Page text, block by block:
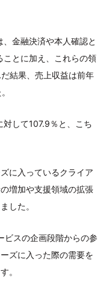
金融決済や本人確認と
ことに加え、これらの領
結果、売上収益は前年
して107.9％と、こち
に入っているクライア
増加や支援領域の拡張
した。
ビスの企画段階からの参
ズに入った際の需要を
。